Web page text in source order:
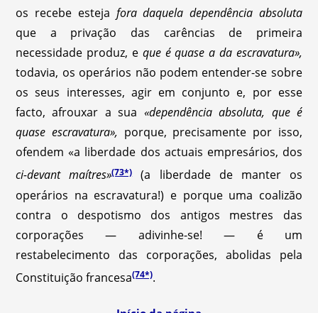
os recebe esteja fora daquela dependência absoluta
que a privação das carências de primeira
necessidade produz, e que é quase a da escravatura»,
todavia, os operários não podem entender-se sobre
os seus interesses, agir em conjunto e, por esse
facto, afrouxar a sua «dependência absoluta, que é
quase escravatura», porque, precisamente por isso,
ofendem «a liberdade dos actuais empresários, dos
ci-devant maítres»(73*)(a liberdade de manter os
operários na escravatura!) e porque uma coalizão
contra o despotismo dos antigos mestres das
corporações — adivinhe-se! — é um
restabelecimento das corporações, abolidas pela
Constituição francesa(74*).